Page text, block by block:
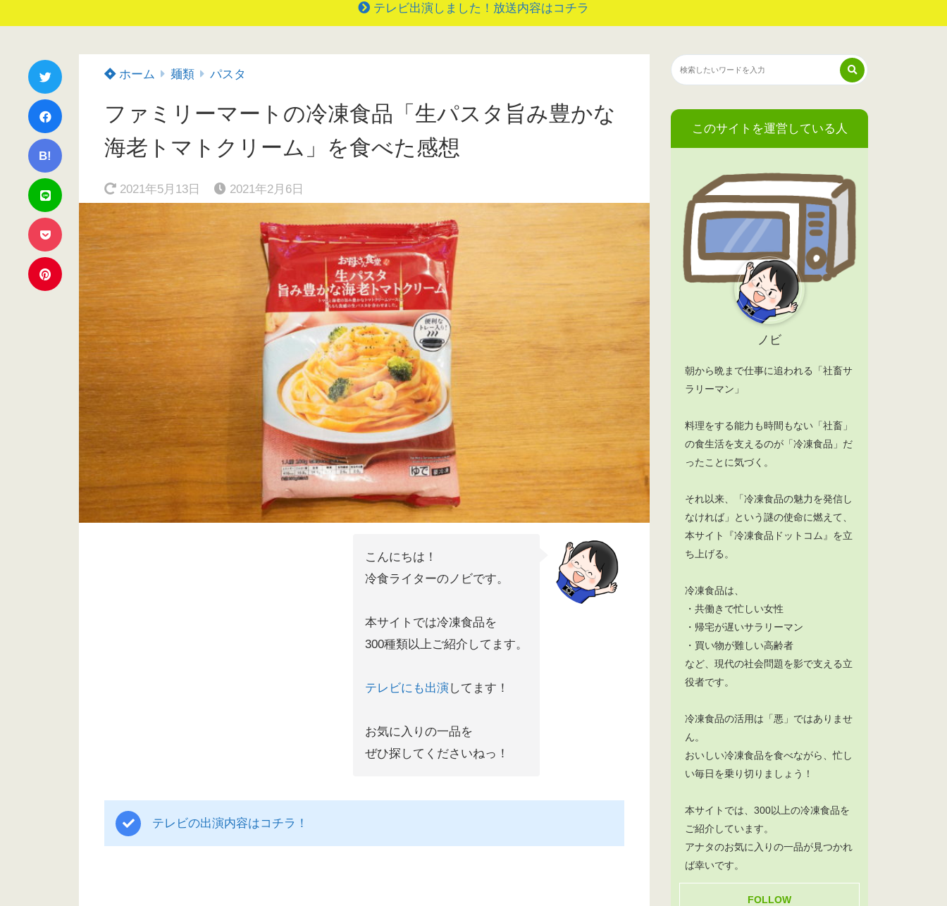
テレビ出演しました！放送内容はコチラ
B!
ホーム 麺類 パスタ
ファミリーマートの冷凍食品「生パスタ旨み豊かな
海老トマトクリーム」を食べた感想
2021年5月13日 2021年2月6日
こんにちは！
冷食ライターのノビです。
本サイトでは冷凍食品を
300種類以上ご紹介してます。
テレビにも出演してます！
お気に入りの一品を
ぜひ探してくださいねっ！
テレビの出演内容はコチラ！
このサイトを運営している人
ノビ
朝から晩まで仕事に追われる「社畜サ
ラリーマン」
料理をする能力も時間もない「社畜」
の食生活を支えるのが「冷凍食品」だ
ったことに気づく。
それ以来、「冷凍食品の魅力を発信し
なければ」という謎の使命に燃えて、
本サイト『冷凍食品ドットコム』を立
ち上げる。
冷凍食品は、
・共働きで忙しい女性
・帰宅が遅いサラリーマン
・買い物が難しい高齢者
など、現代の社会問題を影で支える立
役者です。
冷凍食品の活用は「悪」ではありませ
ん。
おいしい冷凍食品を食べながら、忙し
い毎日を乗り切りましょう！
本サイトでは、300以上の冷凍食品を
ご紹介しています。
アナタのお気に入りの一品が見つかれ
ば幸いです。
FOLLOW